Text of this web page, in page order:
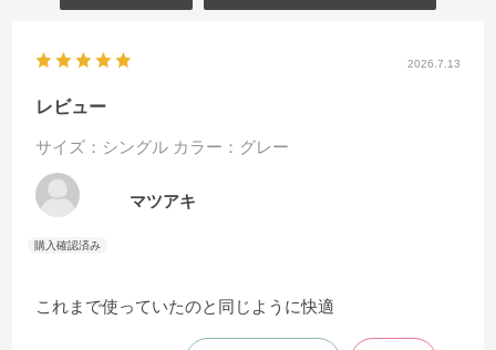
2026.7.13
レビュー
サイズ：シングル カラー：グレー
マツアキ
これまで使っていたのと同じように快適